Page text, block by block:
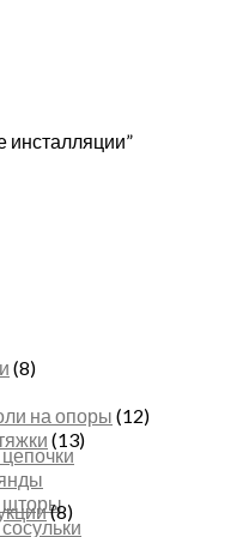
шторы
инсталляции”
(8)
на опоры (12)
(13)
(8)